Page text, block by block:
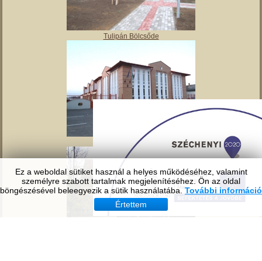
Ez a weboldal sütiket használ a helyes működéséhez, valamint
személyre szabott tartalmak megjelenítéséhez. Ön az oldal
böngészésével beleegyezik a sütik használatába. További információ
Értettem
Polgármesteri hivatal
Tulipán Bölcsőde